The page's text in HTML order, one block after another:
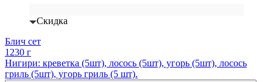
Скидка
Блич сет
1230 г
Нигири: креветка (5шт), лосось (5шт), угорь (5шт), лосось
гриль (5шт), угорь гриль (5 шт).